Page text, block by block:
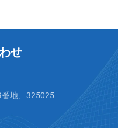
せ
地、325025